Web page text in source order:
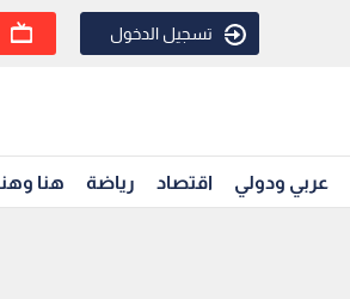
تسجيل الدخول
عربي ودولي اقتصاد رياضة هنا